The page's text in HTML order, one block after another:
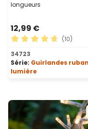
longueurs
12,99 €
Note moyenne de
(10)
34723
Série: Guirlandes
lumière